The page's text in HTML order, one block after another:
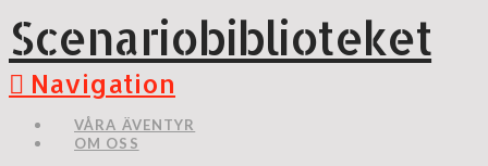
Scenariobiblioteket
Navigation
VÅRA ÄVENTYR
OM OSS